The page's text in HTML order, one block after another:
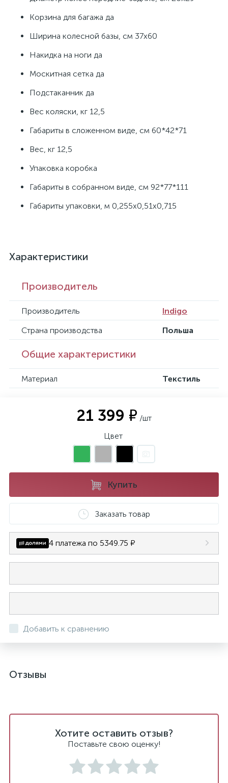
Корзина для багажа да
Ширина колесной базы, см 37х60
Накидка на ноги да
Москитная сетка да
Подстаканник да
Вес коляски, кг 12,5
Габариты в сложенном виде, см 60*42*71
Вес, кг 12,5
Упаковка коробка
Габариты в собранном виде, см 92*77*111
Габариты упаковки, м 0,255х0,51х0,715
Характеристики
Производитель
Производитель
Indigo
Страна производства
Польша
Общие характеристики
Материал Текстиль
21 399 ₽ /шт
Цвет
Купить
Заказать товар
4 платежа по 5349.75 ₽
Добавить к сравнению
Отзывы
Хотите оставить отзыв?
Поставьте свою оценку!